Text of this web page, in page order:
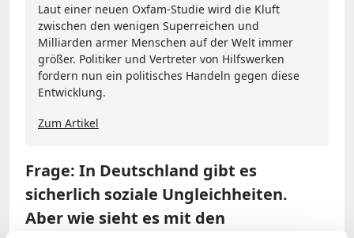
Laut einer neuen Oxfam-Studie wird die Kluft
zwischen den wenigen Superreichen und
Milliarden armer Menschen auf der Welt immer
größer. Politiker und Vertreter von Hilfswerken
fordern nun ein politisches Handeln gegen diese
Entwicklung.
Zum Artikel
Frage: In Deutschland gibt es
sicherlich soziale Ungleichheiten.
Aber wie sieht es mit den